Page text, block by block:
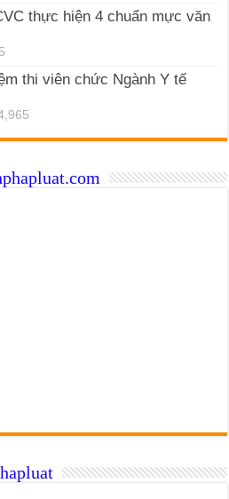
thực hiện 4 chuẩn mực văn
thi viên chức Ngành Y tế